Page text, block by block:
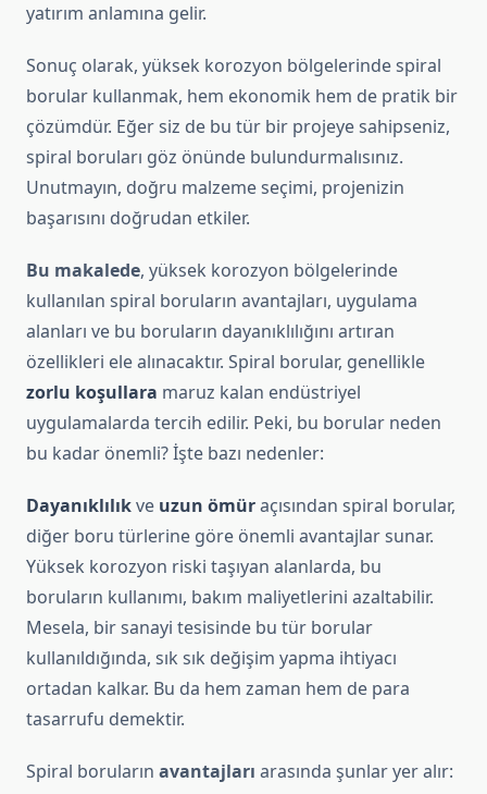
yatırım anlamına gelir.
Sonuç olarak, yüksek korozyon bölgelerinde spiral
borular kullanmak, hem ekonomik hem de pratik bir
çözümdür. Eğer siz de bu tür bir projeye sahipseniz,
spiral boruları göz önünde bulundurmalısınız.
Unutmayın, doğru malzeme seçimi, projenizin
başarısını doğrudan etkiler.
Bu makalede, yüksek korozyon bölgelerinde
kullanılan spiral boruların avantajları, uygulama
alanları ve bu boruların dayanıklılığını artıran
özellikleri ele alınacaktır. Spiral borular, genellikle
zorlu koşullara maruz kalan endüstriyel
uygulamalarda tercih edilir. Peki, bu borular neden
bu kadar önemli? İşte bazı nedenler:
Dayanıklılıkve uzun ömüraçısından spiral borular,
diğer boru türlerine göre önemli avantajlar sunar.
Yüksek korozyon riski taşıyan alanlarda, bu
boruların kullanımı, bakım maliyetlerini azaltabilir.
Mesela, bir sanayi tesisinde bu tür borular
kullanıldığında, sık sık değişim yapma ihtiyacı
ortadan kalkar. Bu da hem zaman hem de para
tasarrufu demektir.
Spiral boruların avantajları arasında şunlar yer alır: